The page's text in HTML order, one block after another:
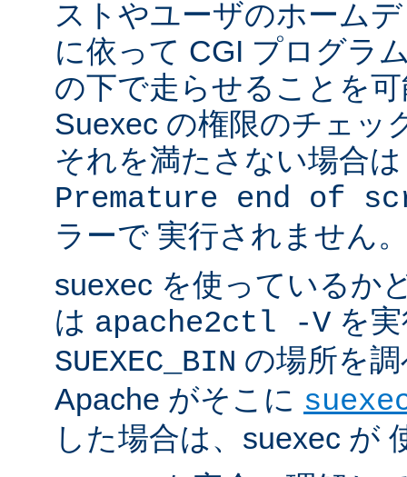
ストやユーザのホーム
に依って CGI プログラ
の下で走らせることを
Suexec の権限のチェッ
それを満たさない場合
Premature end of
ラーで 実行されません
suexec を使っているか
は apache2ctl -V を
SUEXEC_BIN の場所を
Apache がそこに
した場合は、suexec が